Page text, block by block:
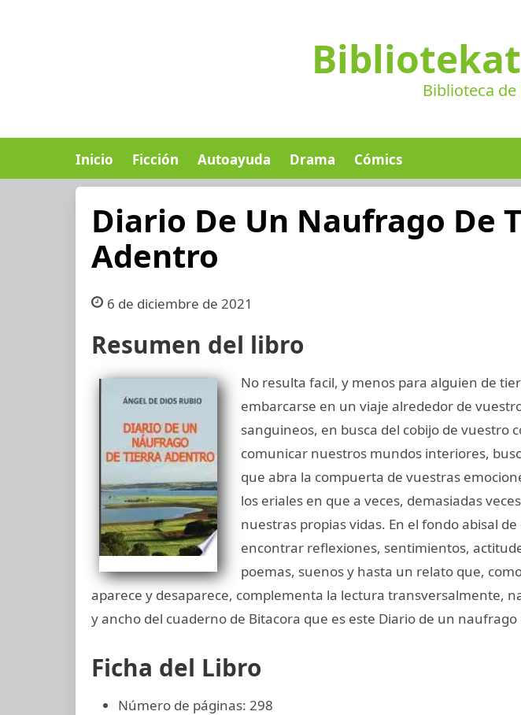
Biblioteca
Inicio Ficción Autoayuda Drama Cómics
Diario De Un Naufrago De
Adentro
6 de diciembre de 2021
Resumen del libro
No resulta facil, y menos para alguien de
embarcarse en un viaje alrededor de
sanguineos, en busca del cobijo de vuestro
comunicar nuestros mundos interiores,
que abra la compuerta de vuestras
los eriales en que a veces, demasiadas
nuestras propias vidas. En el fondo abisal
encontrar reflexiones, sentimientos,
poemas, suenos y hasta un relato que,
aparece y desaparece, complementa la lectura transversalmente,
y ancho del cuaderno de Bitacora que es este Diario de un
Ficha del Libro
Número de páginas: 298